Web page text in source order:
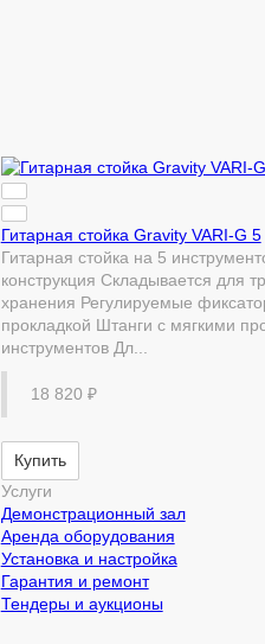
Гитарная стойка Gravity VARI-G 5
Гитарная стойка на 5
конструкция Складывается для
хранения Регулируемые
прокладкой Штанги с мягкими
инструментов Дл...
18 820 ₽
Купить
Услуги
Демонстрационный зал
Аренда оборудования
Установка и настройка
Гарантия и ремонт
Тендеры и аукционы